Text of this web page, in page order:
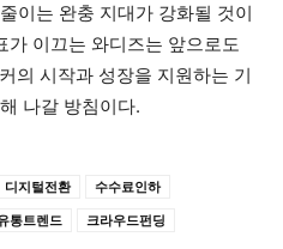
이는 완충 지대가 강화될 것이
가 이끄는 와디즈는 앞으로도
의 시작과 성장을 지원하는 기
나갈 방침이다.
디지털전환
수수료인하
통트렌드 크라우드펀딩